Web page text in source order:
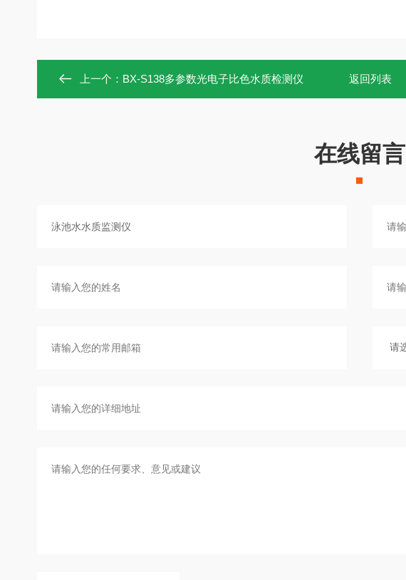
上一个： BX-S138多参数光电子比色水质检测仪 返回列表
在线留言